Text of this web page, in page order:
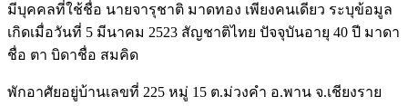
มีบุคคลที่ใช้ชื่อ นายจารุชาติ มาดทอง เพียงคนเดียว ระบุข้อมูล
เกิดเมื่อวันที่ 5 มีนาคม 2523 สัญชาติไทย ปัจจุบันอายุ 40 ปี มาดา
ชื่อ ตา บิดาชื่อ สมคิด
พักอาศัยอยู่บ้านเลขที่ 225 หมู่ 15 ต.ม่วงคำ อ.พาน จ.เชียงราย